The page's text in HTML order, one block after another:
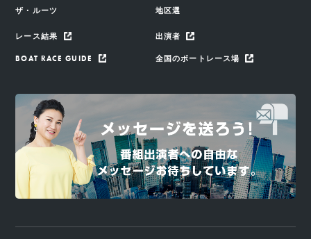
ザ・ルーツ 地区選
レース結果 出演者
BOAT RACE GUIDE 全国のボートレース場